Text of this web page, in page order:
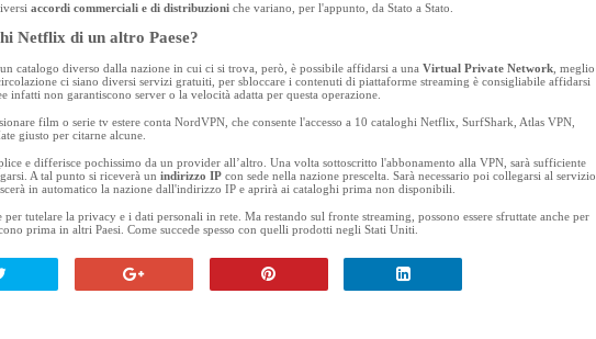
accordi commerciali e di distribuzioni che variano, per l'appunto, da Stato a Stato.
Netflix di un altro Paese?
catalogo diverso dalla nazione in cui ci si trova, però, è possibile affidarsi a una Virtual Private Network, meglio
ci siano diversi servizi gratuiti, per sbloccare i contenuti di piattaforme streaming è consigliabile affidarsi
infatti non garantiscono server o la velocità adatta per questa operazione.
film o serie tv estere conta NordVPN, che consente l'accesso a 10 cataloghi Netflix, SurfShark, Atlas VPN,
giusto per citarne alcune.
e differisce pochissimo da un provider all’altro. Una volta sottoscritto l'abbonamento alla VPN, sarà sufficiente
A tal punto si riceverà un indirizzo IPcon sede nella nazione prescelta. Sarà necessario poi collegarsi al servizio
in automatico la nazione dall'indirizzo IP e aprirà ai cataloghi prima non disponibili.
tutelare la privacy e i dati personali in rete. Ma restando sul fronte streaming, possono essere sfruttate anche per
prima in altri Paesi. Come succede spesso con quelli prodotti negli Stati Uniti.